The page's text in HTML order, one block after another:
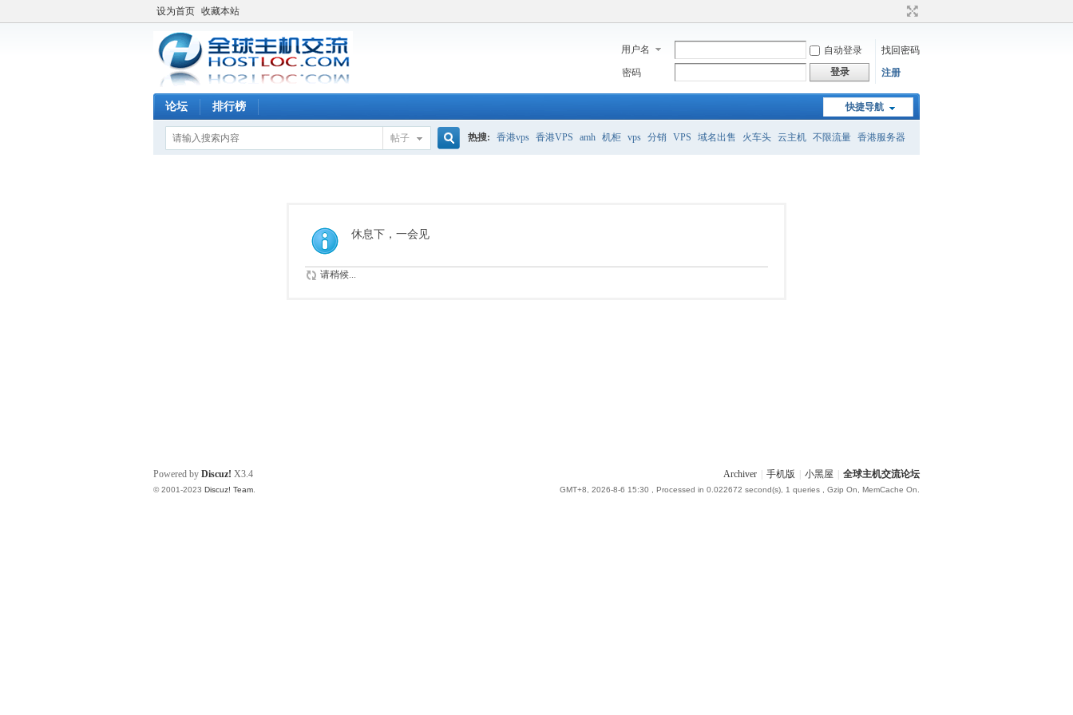
设为首页 收藏本站
用户名 自动登录
找回密码
密码
登录 注册
快捷导航
论坛 排行榜
帖子 热搜: 香港vps 香港VPS amh 机柜 vps 分销 VPS 域名出售 火车头 云主机 不限流量 香港服务器
休息下，一会见
请稍候...
Archiver 手机版 小黑屋 全球主机交流论坛
GMT+8, 2026-8-6 15:30 , Processed in 0.022672 second(s), 1 queries , Gzip On, MemCache On.
Powered by Discuz! X3.4
© 2001-2023 Discuz! Team